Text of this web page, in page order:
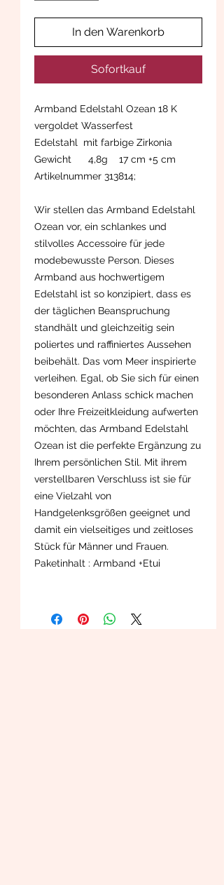
In den Warenkorb
Sofortkauf
Armband Edelstahl Ozean 18 K
vergoldet Wasserfest
Edelstahl mit farbige Zirkonia
Gewicht 4,8g 17 cm +5 cm
Artikelnummer 313814;
Wir stellen das Armband Edelstahl
Ozean vor, ein schlankes und
stilvolles Accessoire für jede
modebewusste Person. Dieses
Armband aus hochwertigem
Edelstahl ist so konzipiert, dass es
der täglichen Beanspruchung
standhält und gleichzeitig sein
poliertes und raffiniertes Aussehen
beibehält. Das vom Meer inspirierte
verleihen. Egal, ob Sie sich für einen
besonderen Anlass schick machen
oder Ihre Freizeitkleidung aufwerten
möchten, das Armband Edelstahl
Ozean ist die perfekte Ergänzung zu
Ihrem persönlichen Stil. Mit ihrem
verstellbaren Verschluss ist sie für
eine Vielzahl von
Handgelenksgrößen geeignet und
damit ein vielseitiges und zeitloses
Stück für Männer und Frauen.
Paketinhalt : Armband +Etui